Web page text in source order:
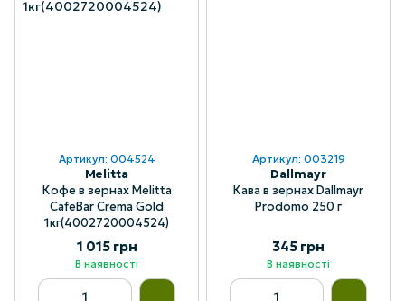
Артикул: 004524
Melitta
Кофе в зернах Melitta
CafeBar Crema Gold
1кг(4002720004524)
1 015 грн
В наявності
Артикул: 003219
Dallmayr
Кава в зернах Dallmayr
Prodomo 250 г
345 грн
В наявності